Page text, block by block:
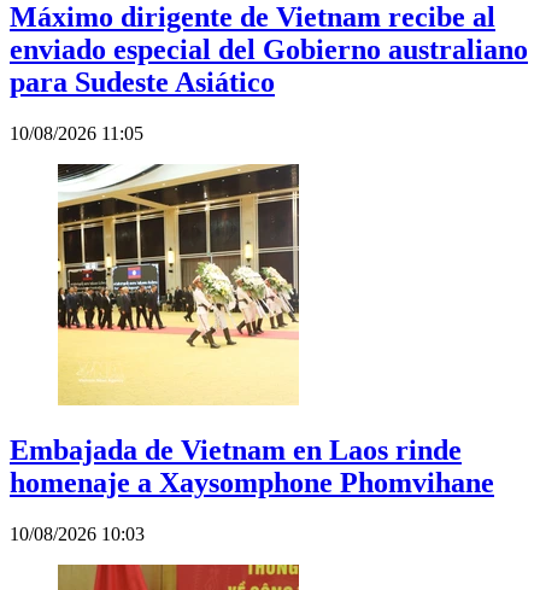
Máximo dirigente de Vietnam recibe al
enviado especial del Gobierno australiano
para Sudeste Asiático
10/08/2026 11:05
Embajada de Vietnam en Laos rinde
homenaje a Xaysomphone Phomvihane
10/08/2026 10:03